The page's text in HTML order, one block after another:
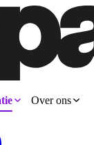
Over ons